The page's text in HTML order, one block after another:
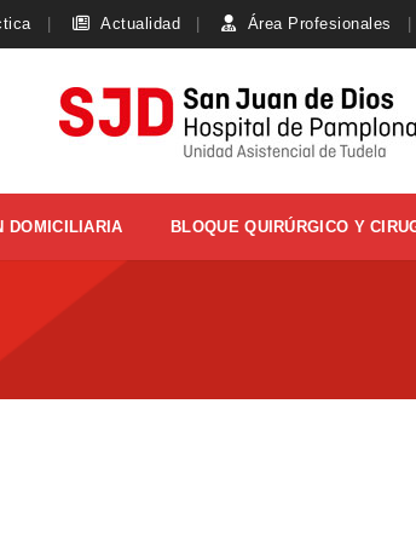
Actualidad Área Profesionales
DOMICILIARIA BLOQUE QUIRÚRGICO Y